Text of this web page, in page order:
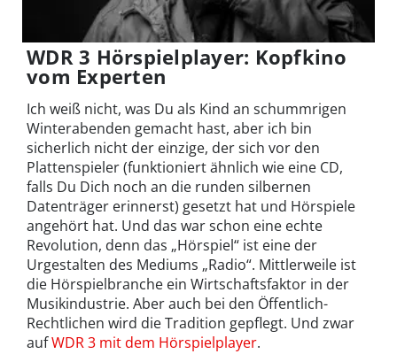
WDR 3 Hörspielplayer: Kopfkino
vom Experten
Ich weiß nicht, was Du als Kind an schummrigen
Winterabenden gemacht hast, aber ich bin
sicherlich nicht der einzige, der sich vor den
Plattenspieler (funktioniert ähnlich wie eine CD,
falls Du Dich noch an die runden silbernen
Datenträger erinnerst) gesetzt hat und Hörspiele
angehört hat. Und das war schon eine echte
Revolution, denn das „Hörspiel“ ist eine der
Urgestalten des Mediums „Radio“. Mittlerweile ist
die Hörspielbranche ein Wirtschaftsfaktor in der
Musikindustrie. Aber auch bei den Öffentlich-
Rechtlichen wird die Tradition gepflegt. Und zwar
aufWDR 3 mit dem Hörspielplayer.